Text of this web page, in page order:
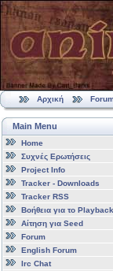
Αρχική
Main Menu
Home
Συχνές Ερωτήσεις
Project Info
Tracker - Downloads
Tracker RSS
Βοήθεια για το Playback
Αίτηση για Seed
Forum
English Forum
Irc Chat